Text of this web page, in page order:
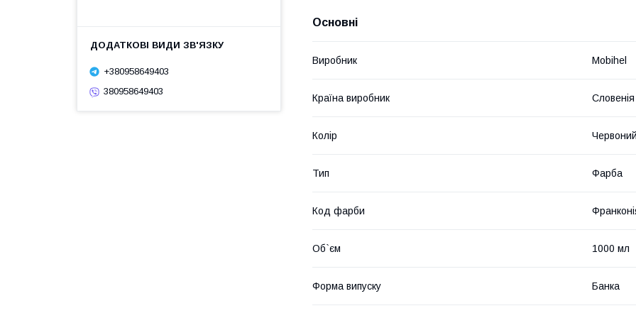
Основні
Виробник Mobihel
Країна виробник Словенія
Колір Червоний
Тип Фарба
Код фарби
Об`єм 1000 мл
Форма випуску Банка
+380958649403
380958649403